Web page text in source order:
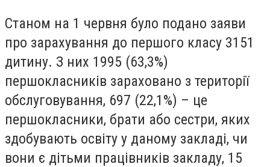
Станом на 1 червня було подано заяви
про зарахування до першого класу 3151
дитину. З них 1995 (63,3%)
першокласників зараховано з території
обслуговування, 697 (22,1%) – це
першокласники, брати або сестри, яких
здобувають освіту у даному закладі, чи
вони є дітьми працівників закладу, 15